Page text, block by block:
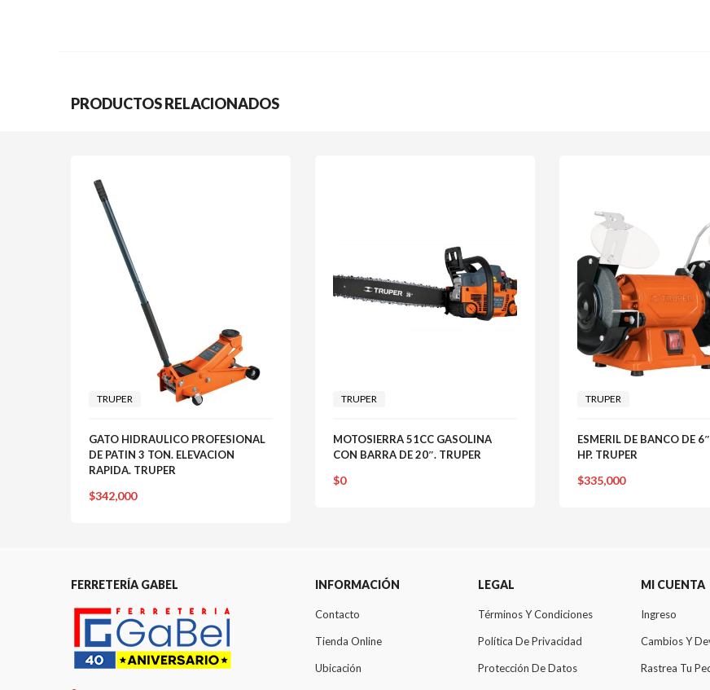
PRODUCTOS RELACIONADOS
TRUPER
GATO HIDRAULICO PROFESIONAL
DE PATIN 3 TON. ELEVACION
RAPIDA. TRUPER
$342,000
TRUPER
MOTOSIERRA 51CC GASOLINA
CON BARRA DE 20″. TRUPER
$0
TRUPER
ESMERIL DE BANCO DE
HP. TRUPER
$335,000
FERRETERÍA GABEL INFORMACIÓN
Contacto
Tienda Online
Ubicación
LEGAL
Términos Y Condiciones
Política De Privacidad
Protección De Datos
MI CUENTA
Ingreso
Cambios Y
Rastrea Tu